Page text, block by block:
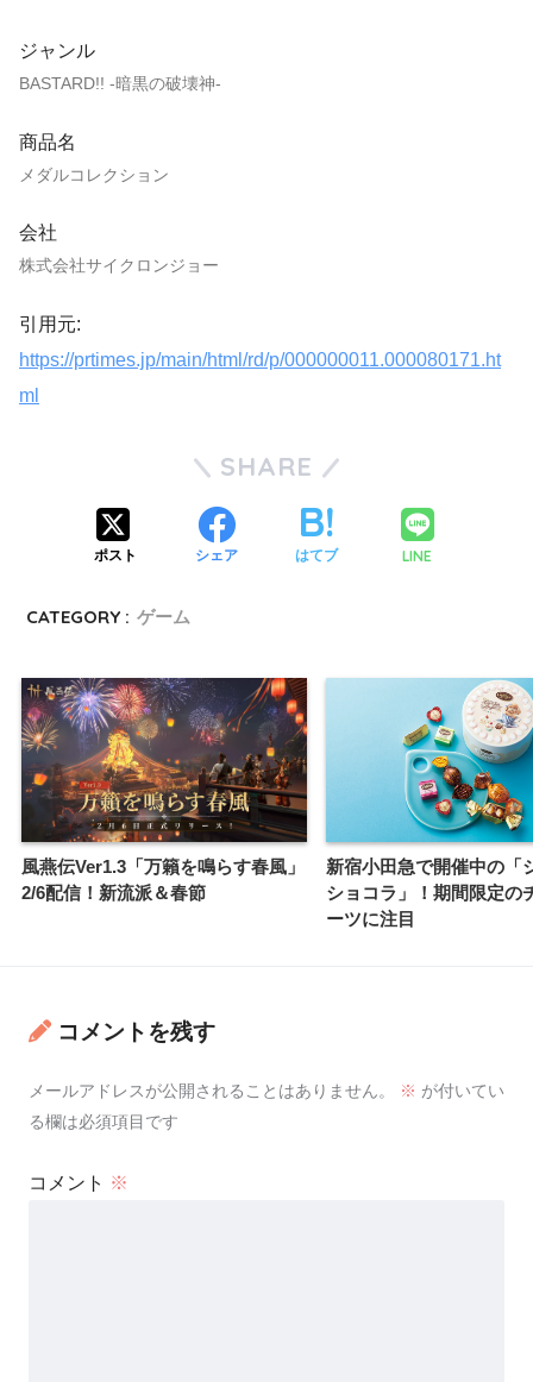
ジャンル
BASTARD!! -暗黒の破壊神-
商品名
メダルコレクション
会社
株式会社サイクロンジョー
引用元:
https://prtimes.jp/main/html/rd/p/000000011.000080171.ht
ml
SHARE
ポスト シェア はてブ LINE
CATEGORY : ゲーム
風燕伝Ver1.3「万籟を鳴らす春風」
2/6配信！新流派＆春節
新宿小田急で開催中の「
ショコラ」！期間限定の
ーツに注目
コメントを残す
メールアドレスが公開されることはありません。 ※ が付いてい
る欄は必須項目です
コメント ※